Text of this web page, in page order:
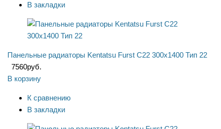
В закладки
Панельные радиаторы Kentatsu Furst C22 300x1400 Тип 22
7560руб.
В корзину
К сравнению
В закладки